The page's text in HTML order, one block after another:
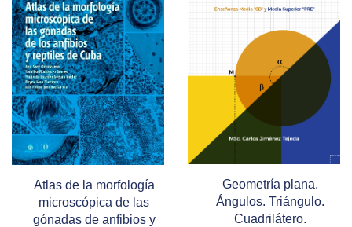
Atlas de la morfología
microscópica de las
gónadas de anfibios y
Geometría plana.
Ángulos. Triángulo.
Cuadrilátero.